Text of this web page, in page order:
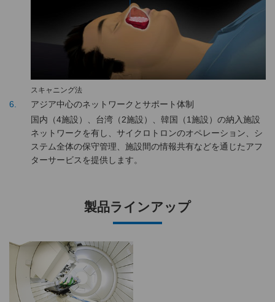
スキャニング法
6
アジア中心のネットワークとサポート体制
国内（4施設）、台湾（2施設）、韓国（1施設）の納入施設
ネットワークを有し、サイクロトロンのオペレーション、シ
ステム全体の保守管理、施設間の情報共有などを通じたアフ
ターサービスを提供します。
製品ラインアップ